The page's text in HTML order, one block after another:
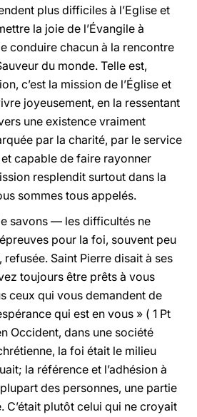
plus difficiles à l’Eglise et
la joie de l’Évangile à
conduire chacun à la rencontre
du monde. Telle est,
c’est la mission de l’Église et
joyeusement, en la ressentant
une existence vraiment
par la charité, par le service
capable de faire rayonner
resplendit surtout dans la
sommes tous appelés.
savons — les difficultés ne
pour la foi, souvent peu
Saint Pierre disait à ses
toujours être prêts à vous
ceux qui vous demandent de
qui est en vous » ( 1 Pt
Occident, dans une société
la foi était le milieu
la référence et l’adhésion à
des personnes, une partie
C’était plutôt celui qui ne croyait